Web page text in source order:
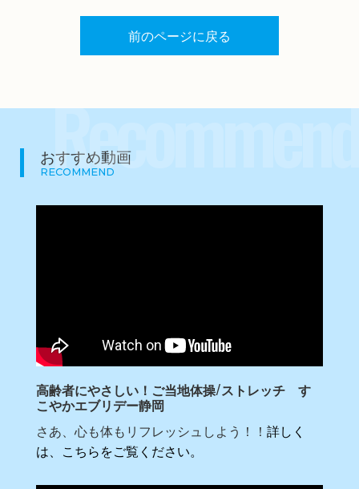
前のページに戻る
Recommend
おすすめ動画
RECOMMEND
高齢者にやさしい！ご当地体操/ストレッチ す
こやかエブリデー静岡
さあ、心も体もリフレッシュしよう！！ 詳しく
は、こちらをご覧ください。